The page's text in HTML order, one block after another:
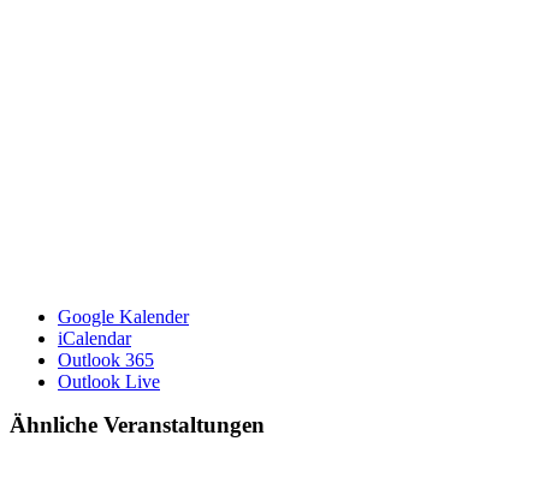
Google Kalender
iCalendar
Outlook 365
Outlook Live
Ähnliche Veranstaltungen